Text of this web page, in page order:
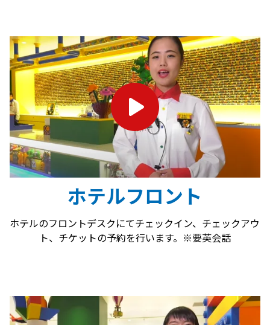
ホテルフロント
ホテルのフロントデスクにてチェックイン、チェックアウ
ト、チケットの予約を行います。※要英会話